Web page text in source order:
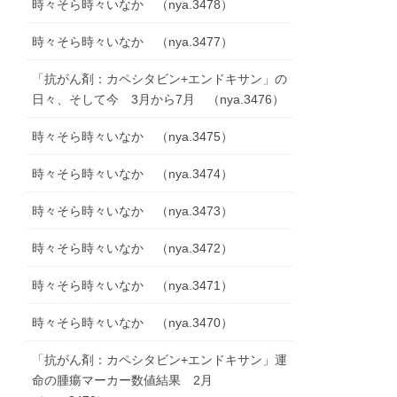
時々そら時々いなか （nya.3478）
時々そら時々いなか （nya.3477）
「抗がん剤：カペシタビン+エンドキサン」の
日々、そして今 3月から7月 （nya.3476）
時々そら時々いなか （nya.3475）
時々そら時々いなか （nya.3474）
時々そら時々いなか （nya.3473）
時々そら時々いなか （nya.3472）
時々そら時々いなか （nya.3471）
時々そら時々いなか （nya.3470）
「抗がん剤：カペシタビン+エンドキサン」運
命の腫瘍マーカー数値結果 2月